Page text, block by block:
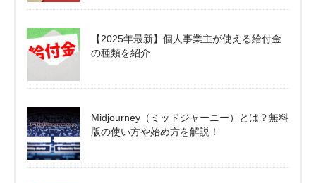
【2025年最新】個人事業主が使える給付金
の種類を紹介
Midjourney（ミッドジャーニー）とは？無料
版の使い方や始め方を解説！